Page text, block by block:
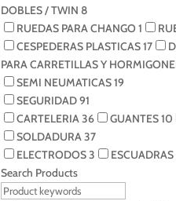
DOBLES / TWIN 8
RUEDAS PARA CHANGO 1
CESPEDERAS PLASTICAS17
PARA CARRETILLAS Y
SEMI NEUMATICAS19
SEGURIDAD91
CARTELERIA36 GUANTES10
SOLDADURA37
ELECTRODOS3
Search Products